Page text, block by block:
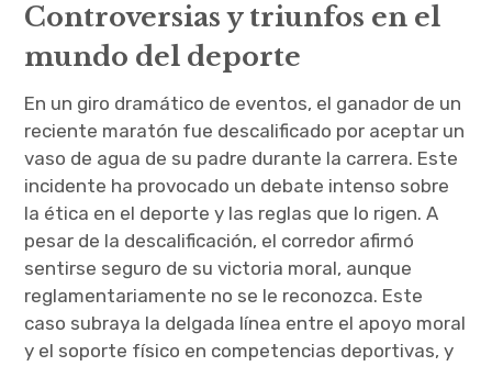
Controversias y triunfos en el
mundo del deporte
En un giro dramático de eventos, el ganador de un
reciente maratón fue descalificado por aceptar un
vaso de agua de su padre durante la carrera. Este
incidente ha provocado un debate intenso sobre
la ética en el deporte y las reglas que lo rigen. A
pesar de la descalificación, el corredor afirmó
sentirse seguro de su victoria moral, aunque
reglamentariamente no se le reconozca. Este
caso subraya la delgada línea entre el apoyo moral
y el soporte físico en competencias deportivas, y